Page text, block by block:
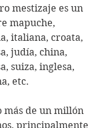
mestizaje es un
mapuche,
italiana, croata,
judía, china,
suiza, inglesa,
etc.
más de un millón
principalmente